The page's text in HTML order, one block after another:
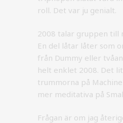
roll. Det var ju genialt.
2008 talar gruppen till
En del låtar låter som
från Dummy eller
helt enklet 2008. Det
trummorna på
mer meditativa på
Frågan är om jag